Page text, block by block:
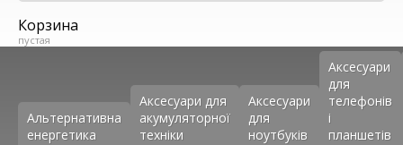
Корзина
пустая
Альтернативна
енергетика
Аксесуари для
акумуляторної
техніки
Аксесуари
для
ноутбуків
Аксеcуари
для
телефонів
і
планшетів